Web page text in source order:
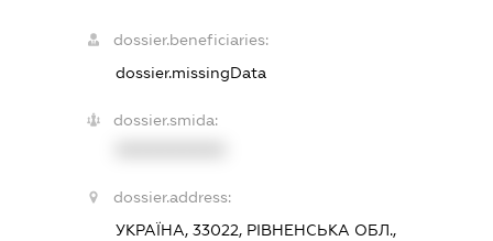
dossier.beneficiaries:
dossier.missingData
dossier.smida:
dossier.address:
УКРАЇНА, 33022, РІВНЕНСЬКА ОБЛ.,